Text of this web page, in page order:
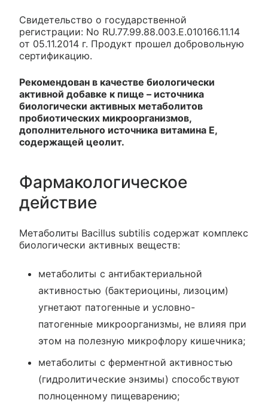
Свидетельство о государственной
регистрации: No RU.77.99.88.003.E.010166.11.14
от 05.11.2014 г. Продукт прошел добровольную
сертификацию.
Рекомендован в качестве биологически
активной добавке к пище – источника
биологически активных метаболитов
пробиотических микроорганизмов,
дополнительного источника витамина Е,
содержащей цеолит.
Фармакологическое
действие
Метаболиты Bacillus subtilis содержат комплекс
биологически активных веществ:
метаболиты с антибактериальной
активностью (бактериоцины, лизоцим)
угнетают патогенные и условно-
патогенные микроорганизмы, не влияя при
этом на полезную микрофлору кишечника;
метаболиты с ферментной активностью
(гидролитические энзимы) способствуют
полноценному пищеварению;